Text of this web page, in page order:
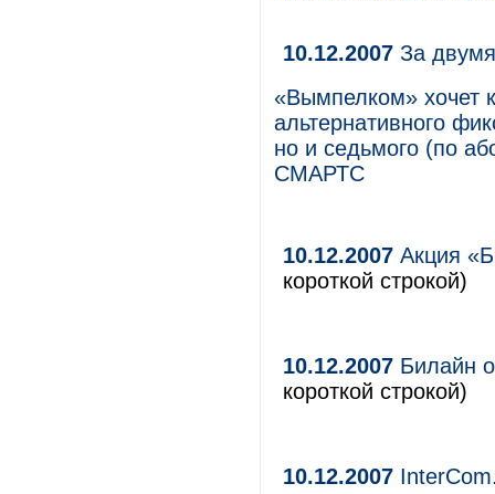
10.12.2007 За
«Вымпелком» хочет
альтернативного
но и седьмого (по
СМАРТС
10.12.2007 Акция
короткой строкой)
10.12.2007 Билайн
короткой строкой)
10.12.2007